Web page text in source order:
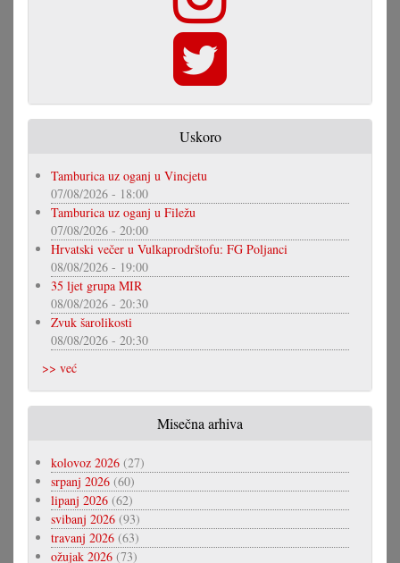
Uskoro
Tamburica uz oganj u Vincjetu
07/08/2026 - 18:00
Tamburica uz oganj u Filežu
07/08/2026 - 20:00
Hrvatski večer u Vulkaprodrštofu: FG Poljanci
08/08/2026 - 19:00
35 ljet grupa MIR
08/08/2026 - 20:30
Zvuk šarolikosti
08/08/2026 - 20:30
>> već
Misečna arhiva
kolovoz 2026 (27)
srpanj 2026 (60)
lipanj 2026 (62)
svibanj 2026 (93)
travanj 2026 (63)
ožujak 2026 (73)